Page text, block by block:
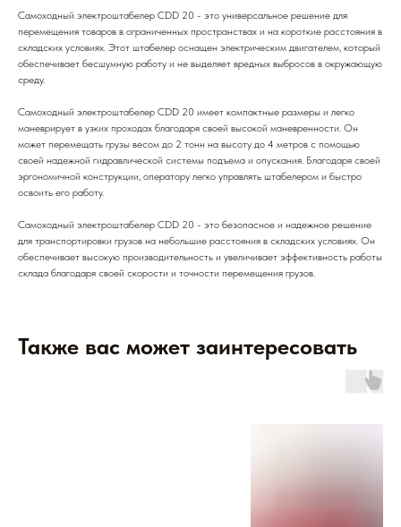
Самоходный электроштабелер CDD 20 - это универсальное решение для
перемещения товаров в ограниченных пространствах и на короткие расстояния в
складских условиях. Этот штабелер оснащен электрическим двигателем, который
обеспечивает бесшумную работу и не выделяет вредных выбросов в окружающую
среду.
Самоходный электроштабелер CDD 20 имеет компактные размеры и легко
маневрирует в узких проходах благодаря своей высокой маневренности. Он
может перемещать грузы весом до 2 тонн на высоту до 4 метров с помощью
своей надежной гидравлической системы подъема и опускания. Благодаря своей
эргономичной конструкции, оператору легко управлять штабелером и быстро
освоить его работу.
Самоходный электроштабелер CDD 20 - это безопасное и надежное решение
для транспортировки грузов на небольшие расстояния в складских условиях. Он
обеспечивает высокую производительность и увеличивает эффективность работы
склада благодаря своей скорости и точности перемещения грузов.
Также вас может заинтересовать